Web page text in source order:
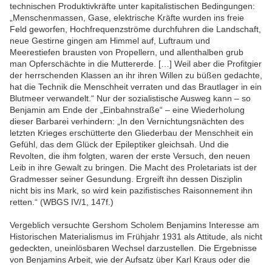
technischen Produktivkräfte unter kapitalistischen Bedingungen:
„Menschenmassen, Gase, elektrische Kräfte wurden ins freie
Feld geworfen, Hochfrequenzströme durchfuhren die Landschaft,
neue Gestirne gingen am Himmel auf, Luftraum und
Meerestiefen brausten von Propellern, und allenthalben grub
man Opferschächte in die Muttererde. […] Weil aber die Profitgier
der herrschenden Klassen an ihr ihren Willen zu büßen gedachte,
hat die Technik die Menschheit verraten und das Brautlager in ein
Blutmeer verwandelt.“ Nur der sozialistische Ausweg kann – so
Benjamin am Ende der „Einbahnstraße“ – eine Wiederholung
dieser Barbarei verhindern: „In den Vernichtungsnächten des
letzten Krieges erschütterte den Gliederbau der Menschheit ein
Gefühl, das dem Glück der Epileptiker gleichsah. Und die
Revolten, die ihm folgten, waren der erste Versuch, den neuen
Leib in ihre Gewalt zu bringen. Die Macht des Proletariats ist der
Gradmesser seiner Gesundung. Ergreift ihn dessen Disziplin
nicht bis ins Mark, so wird kein pazifistisches Raisonnement ihn
retten.“ (WBGS IV/1, 147f.)
Vergeblich versuchte Gershom Scholem Benjamins Interesse am
Historischen Materialismus im Frühjahr 1931 als Attitude, als nicht
gedeckten, uneinlösbaren Wechsel darzustellen. Die Ergebnisse
von Benjamins Arbeit, wie der Aufsatz über Karl Kraus oder die